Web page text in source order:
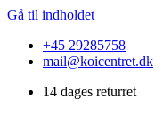
Gå til indholdet
+45 29285758
mail@koicentret.dk
14 dages returret